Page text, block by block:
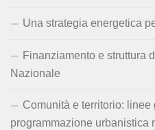
Una strategia energetica
Finanziamento e struttura
Nazionale
Comunità e territorio: linee
programmazione urbanistica